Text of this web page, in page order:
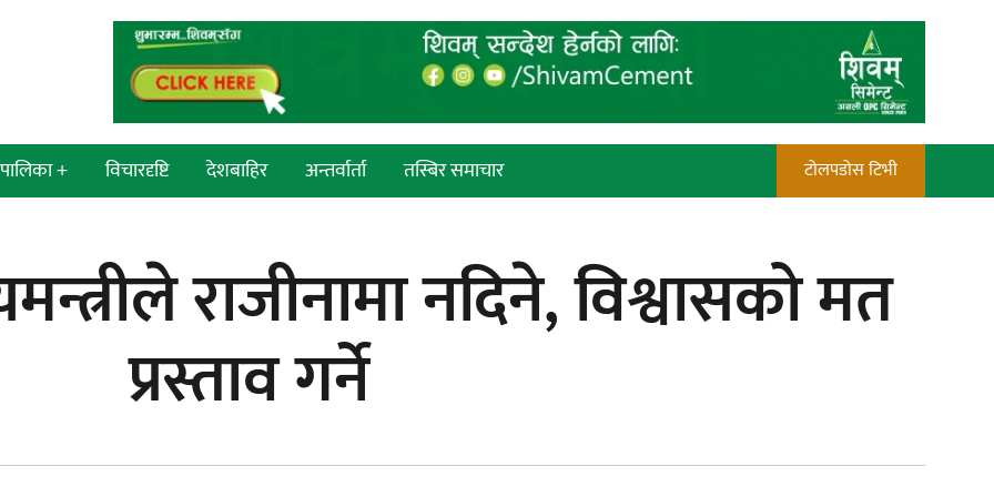
+
विचारदृष्टि देशबाहिर अन्तर्वार्ता तस्बिर समाचार टोलपडोस टिभी
न्याय सुनिश्चित गर्न सुरक्षा निकायको
दायित्व महत्त्वपूर्ण हुन्छ : मेयर मण्डल
रौतहटमा चट्याङ लाग्दा एककोे मृत्यु
निकै बलियो र जीवन्त विकास
भयो : जनमत पत्रकार संघ
राजीनामा नदिने, विश्वासको मत
प्रस्ताव गर्ने